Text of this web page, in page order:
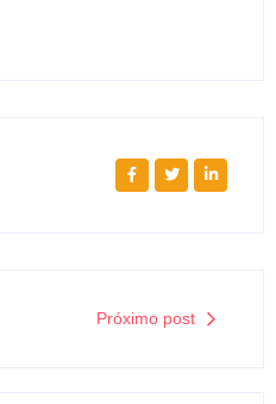
Próximo post